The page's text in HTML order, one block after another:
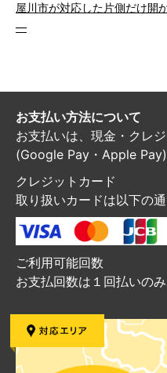
屋川市が対応した片側だけ開
―
お支払い方法について
お支払いは、現金・クレ
(Google Pay・Apple Pay)
クレジットカード
取り扱いカードは以下の通
ご利用可能回数
お支払回数は１回払いの